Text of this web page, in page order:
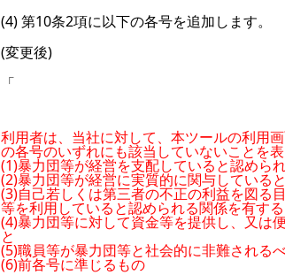
(4) 第10条2項に以下の各号を追加します。
(変更後)
「
利用者は、当社に対して、本ツールの利用
の各号のいずれにも該当していないことを表
(1)暴力団等が経営を支配していると認めら
(2)暴力団等が経営に実質的に関与している
(3)自己若しくは第三者の不正の利益を図る
等を利用していると認められる関係を有す
(4)暴力団等に対して資金等を提供し、又は
と
(5)職員等が暴力団等と社会的に非難される
(6)前各号に準じるもの